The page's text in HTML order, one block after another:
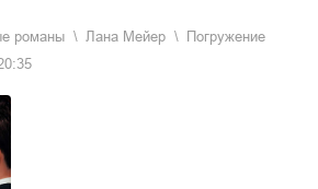
романы Лана Мейер
Погружение